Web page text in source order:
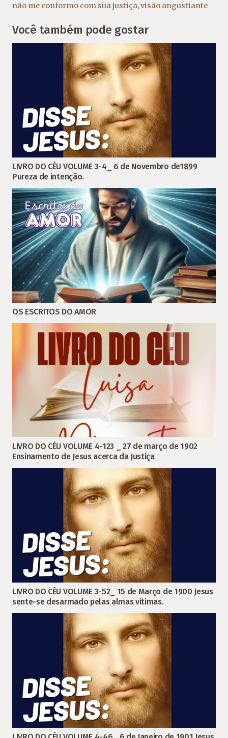
não me conformo com sua justiça,visão angustiante
Você também pode gostar
LIVRO DO CÉU VOLUME 3-4_ 6 de Novembro de1899
Pureza de intenção.
OS ESCRITOS DO AMOR
LIVRO DO CÉU VOLUME 4-123 _ 27 de março de 1902
Ensinamento de Jesus acerca da Justiça
LIVRO DO CÉU VOLUME 3-52_ 15 de Março de 1900 Jesus
sente-se desarmado pelas almas vitimas.